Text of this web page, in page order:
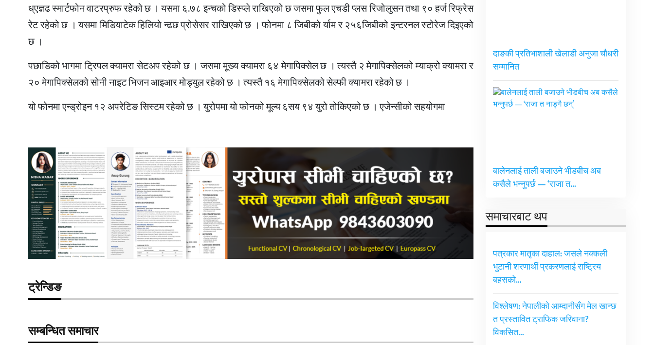
ध्एज्ञढ स्मार्टफोन वाटरप्रुफ रहेको छ । यसमा ६.७८ इन्चको डिस्प्ले राखिएको छ जसमा फुल एचडी प्लस रिजोलुसन तथा ९० हर्ज रिफ्रेस
रेट रहेको छ । यसमा मिडियाटेक हिलियो न्ढछ प्रोसेसर राखिएको छ । फोनमा ८ जिबीको र्याम र २५६जिबीको इन्टरनल स्टोरेज दिइएको
छ ।
पछाडिको भागमा ट्रिपल क्यामरा सेटअप रहेको छ । जसमा मूख्य क्यामरा ६४ मेगापिक्सेल छ । त्यस्तै २ मेगापिक्सेलको म्याक्रो क्यामरा र
२० मेगापिक्सेलको सोनी नाइट भिजन आइआर मोड्युल रहेको छ । त्यस्तै १६ मेगापिक्सेलको सेल्फी क्यामरा रहेको छ ।
यो फोनमा एन्ड्रोइन १२ अपरेटिङ सिस्टम रहेको छ । युरोपमा यो फोनको मूल्य ६सय ९४ युरो तोकिएको छ । एजेन्सीको सहयोगमा
ट्रेन्डिङ
सम्बन्धित समाचार
दाङकी प्रतिभाशाली खेलाडी अनुजा चौधरी
सम्मानित
बालेनलाई ताली बजाउने भीडबीच अब
कसैले भन्नुपर्छ — ‘राजा त…
समाचारबाट थप
पत्रकार मातृका दाहाल: जसले नक्कली
भुटानी शरणार्थी प्रकरणलाई राष्ट्रिय
बहसको…
विश्लेषण: नेपालीको आम्दानीसँग मेल खान्छ
त प्रस्तावित ट्राफिक जरिवाना?
विकसित…